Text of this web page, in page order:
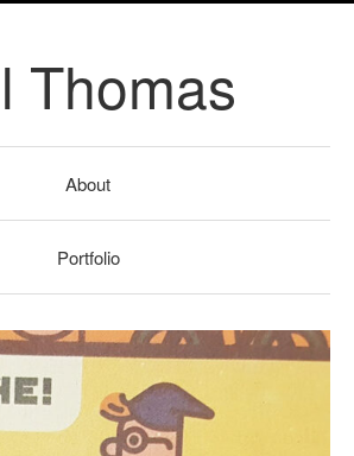
Thomas
About
Portfolio